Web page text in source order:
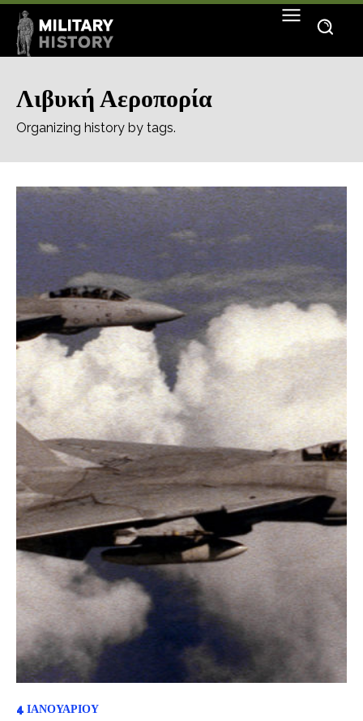
Λιβυκή Αεροπορία
Organizing history by tags.
4 ΙΑΝΟΥΑΡΊΟΥ